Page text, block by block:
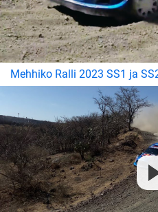
Mehhiko Ralli 2023 SS1 ja